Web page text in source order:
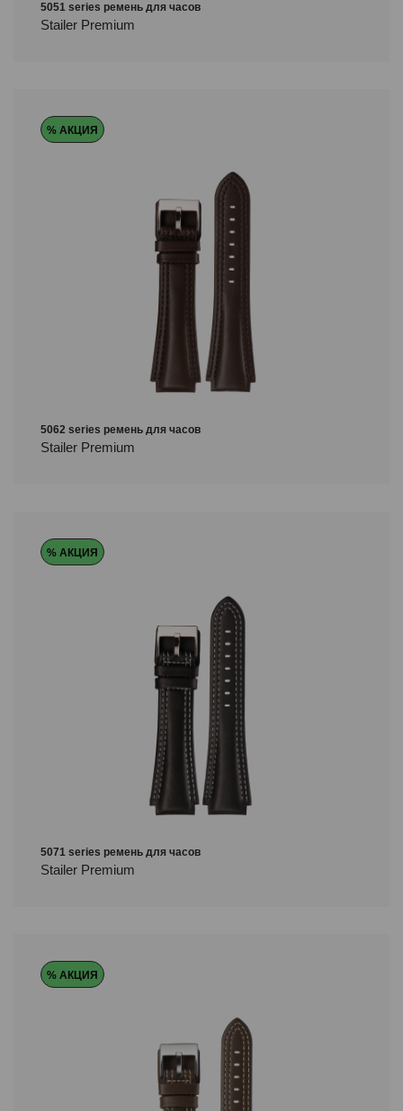
5051 series ремень для часов
Stailer Premium
% АКЦИЯ
5062 series ремень для часов
Stailer Premium
% АКЦИЯ
5071 series ремень для часов
Stailer Premium
% АКЦИЯ